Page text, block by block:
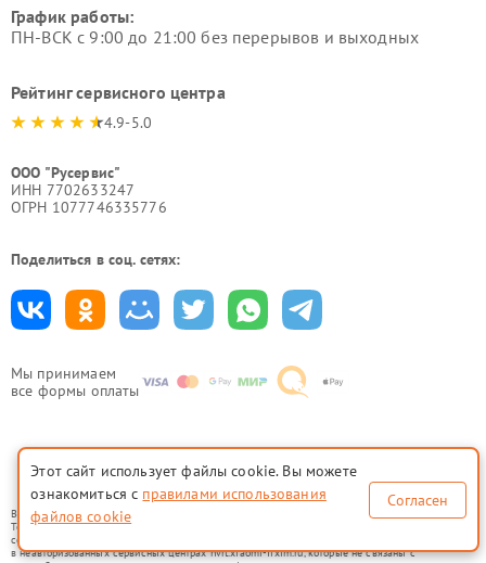
Мы принимаем
все формы оплаты
График работы:
ПН-ВСК с 9:00 до 21:00 без перерывов и выходных
Рейтинг сервисного центра
4.9-5.0
ООО "Русервис"
ИНН 7702633247
ОГРН 1077746335776
Поделиться в соц. сетях:
Политика конфиденциальности
Вся информация на сайте носит исключительно справочный характер.
Товарные знаки используются исключительно для описания устройств, в отношении которых
сервисные центры nvrt.xiaomi-fixim.ru предоставляют услуги по ремонту. Услуги оказываются
в неавторизованных сервисных центрах nvrt.xiaomi-fixim.ru, которые не связаны с
Этот сайт использует файлы cookie. Вы можете
ознакомиться с правилами использования
файлов cookie
Согласен